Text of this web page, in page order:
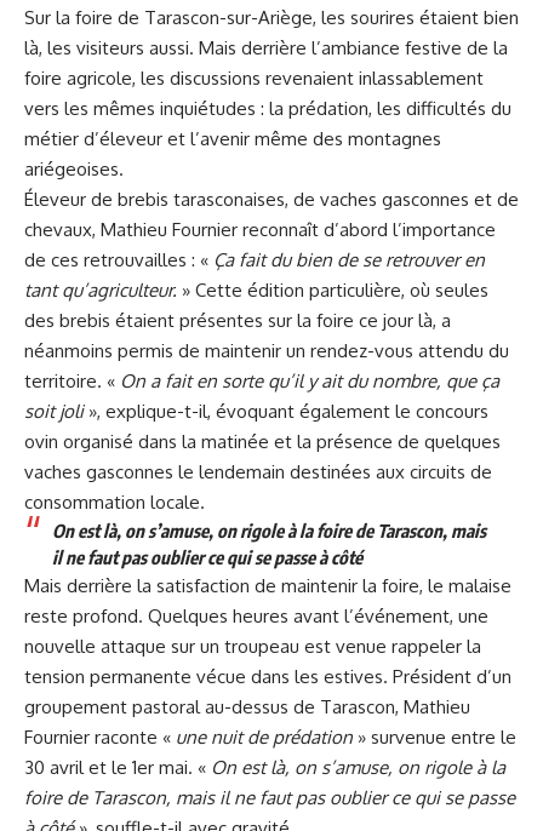
Sur la foire de Tarascon-sur-Ariège, les sourires étaient bien
là, les visiteurs aussi. Mais derrière l’ambiance festive de la
foire agricole, les discussions revenaient inlassablement
vers les mêmes inquiétudes : la prédation, les difficultés du
métier d’éleveur et l’avenir même des montagnes
ariégeoises.
Éleveur de brebis tarasconaises, de vaches gasconnes et de
chevaux, Mathieu Fournier reconnaît d’abord l’importance
de ces retrouvailles : « Ça fait du bien de se retrouver en
tant qu’agriculteur. » Cette édition particulière, où seules
des brebis étaient présentes sur la foire ce jour là, a
néanmoins permis de maintenir un rendez-vous attendu du
territoire. « On a fait en sorte qu’il y ait du nombre, que ça
soit joli », explique-t-il, évoquant également le concours
ovin organisé dans la matinée et la présence de quelques
vaches gasconnes le lendemain destinées aux circuits de
consommation locale.
On est là, on s’amuse, on rigole à la foire de Tarascon, mais
il ne faut pas oublier ce qui se passe à côté
Mais derrière la satisfaction de maintenir la foire, le malaise
reste profond. Quelques heures avant l’événement, une
nouvelle attaque sur un troupeau est venue rappeler la
tension permanente vécue dans les estives. Président d’un
groupement pastoral au-dessus de Tarascon, Mathieu
Fournier raconte « une nuit de prédation » survenue entre le
30 avril et le 1er mai. « On est là, on s’amuse, on rigole à la
foire de Tarascon, mais il ne faut pas oublier ce qui se passe